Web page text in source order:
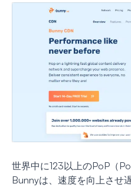
世界中に123以上のPoP（
Bunnyは、速度を向上させ